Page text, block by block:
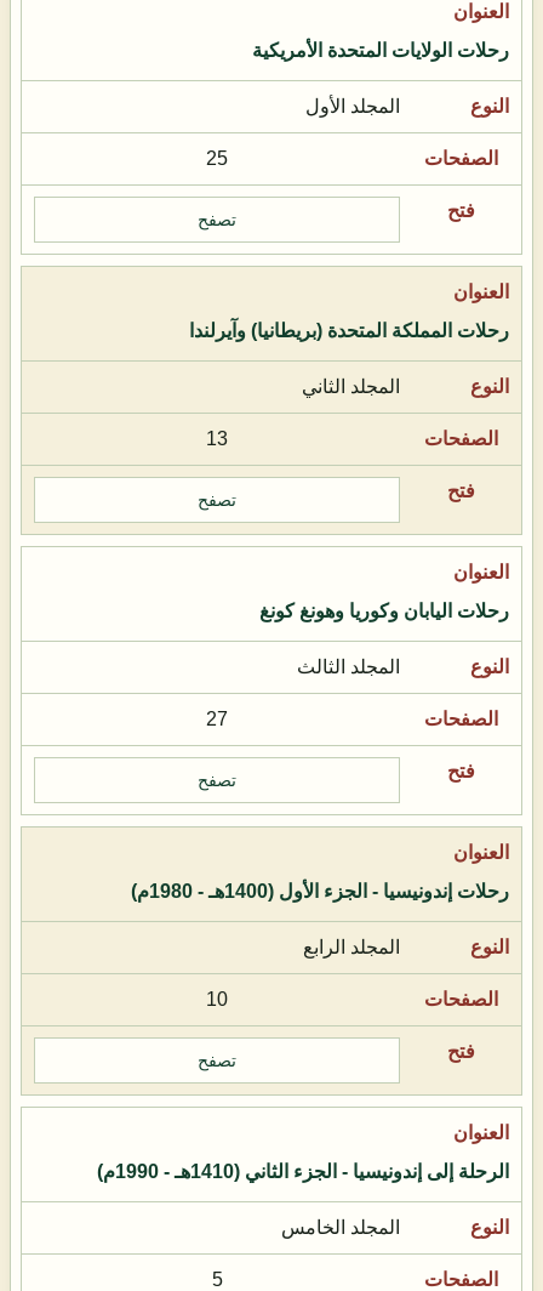
رحلات الولايات المتحدة الأمريكية
المجلد الأول
25
تصفح
رحلات المملكة المتحدة (بريطانيا) وآيرلندا
المجلد الثاني
13
تصفح
رحلات اليابان وكوريا وهونغ كونغ
المجلد الثالث
27
تصفح
رحلات إندونيسيا - الجزء الأول (1400هـ - 1980م)
المجلد الرابع
10
تصفح
الرحلة إلى إندونيسيا - الجزء الثاني (1410هـ - 1990م)
المجلد الخامس
5